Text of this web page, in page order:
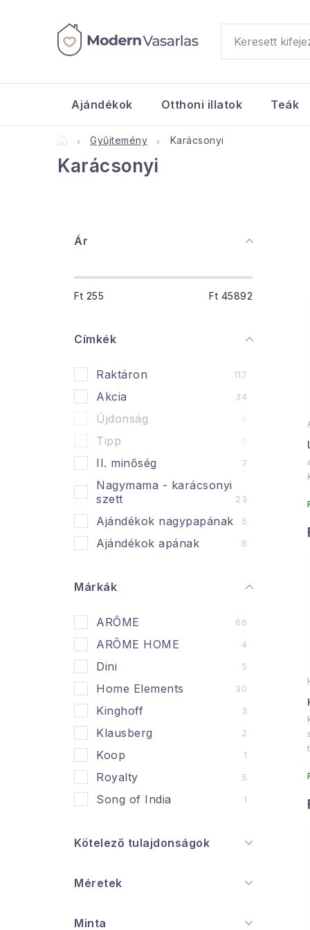
tartalomhoz
Ajándékok Otthoni illatok Teák
KezdőlapGyűjtemény Karácsonyi
Karácsonyi
Ár
Ft 255 Ft 45892
Címkék
Raktáron 117
Akcia 34
Újdonság 0
Tipp 0
II. minőség 7
Nagymama - karácsonyi
szett
23
Ajándékok nagypapának 5
Ajándékok apának 6
Márkák
ARÔME 66
ARÔME HOME 4
Dini 5
Home Elements 30
Kinghoff 3
Klausberg 2
Koop 1
Royalty 5
Song of India 1
Kötelező tulajdonságok
Méretek
Minta
l